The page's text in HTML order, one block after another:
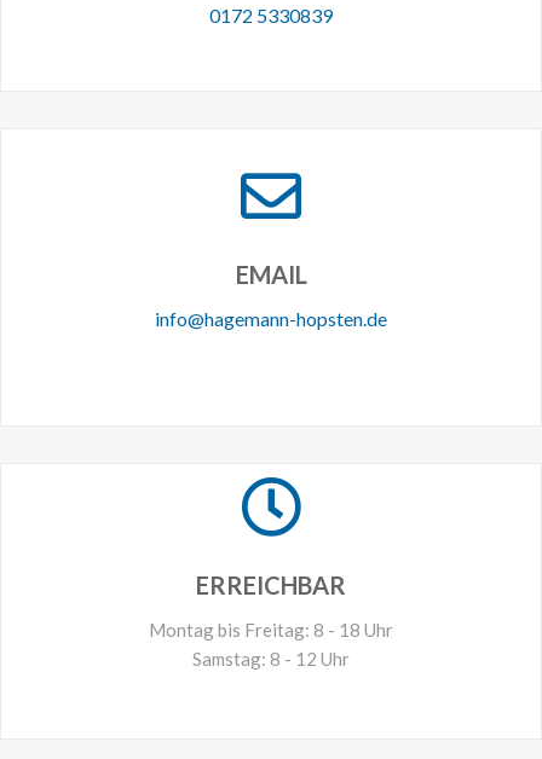
0172 5330839
EMAIL
info@hagemann-hopsten.de
ERREICHBAR
Montag bis Freitag: 8 - 18 Uhr
Samstag: 8 - 12 Uhr